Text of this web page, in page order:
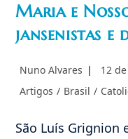
Maria e
jansenistas e
Autor
post:
Nuno Alvares
Post
12
Categoria
Artigos / Brasil /
São Luís Grignion